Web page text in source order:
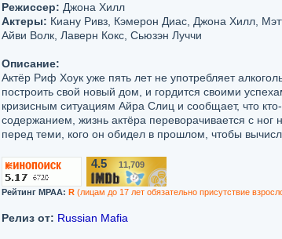
Режиссер: Джона Хилл
Актеры: Киану Ривз, Кэмерон Диас, Джона Хилл,
Айви Волк, Лаверн Кокс, Сьюзэн Луччи
Описание:
Актёр Риф Хоук уже пять лет не употребляет
построить свой новый дом, и гордится своими
кризисным ситуациям Айра Слиц и сообщает, что
содержанием, жизнь актёра переворачивается с ног
перед теми, кого он обидел в прошлом, чтобы
4.5/10 11,709
Рейтинг MPAA: R(лицам до 17 лет обязательно присутствие
Релиз от: Russian Mafia